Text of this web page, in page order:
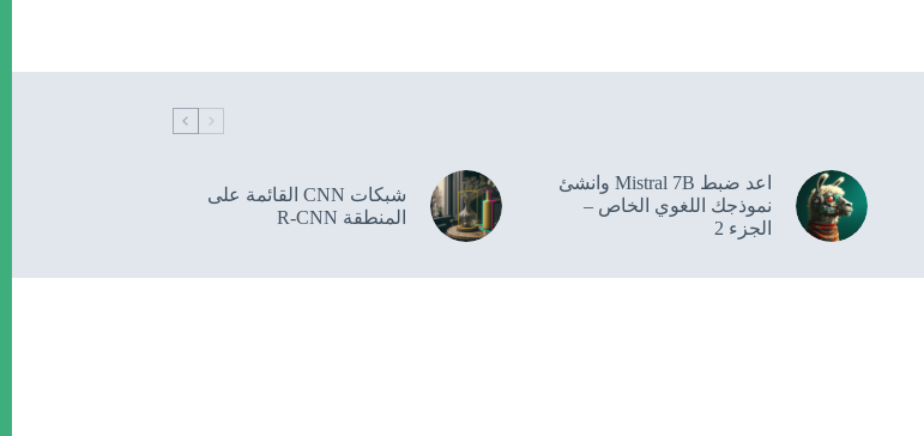
اعد ضبط Mistral 7B وانشئ
نموذجك اللغوي الخاص –
الجزء 2
شبكات CNN القائمة على
المنطقة R-CNN